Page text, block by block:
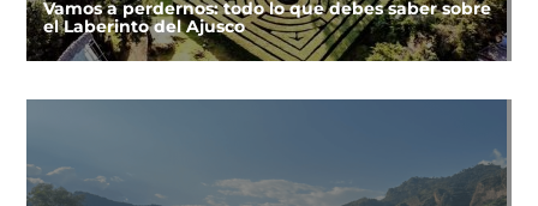
Vamos a perdernos: todo lo que debes saber sobre
el Laberinto del Ajusco